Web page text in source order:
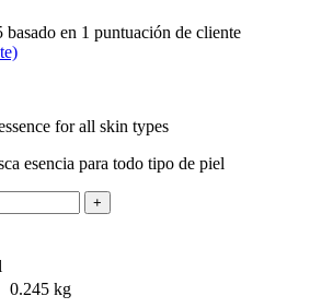
basado en 1 puntuación de cliente
ssence forall skin types
esencia para todo tipo de piel
0.245 kg